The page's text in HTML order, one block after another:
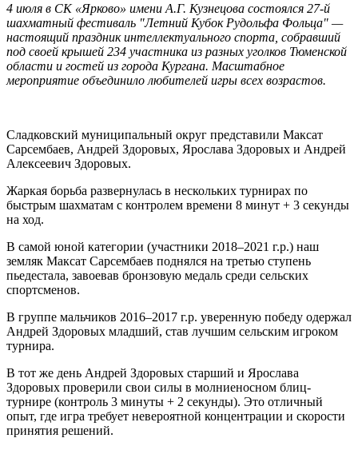
4 июля в СК «Ярково» имени А.Г. Кузнецова состоялся 27-й
шахматный фестиваль "Летний Кубок Рудольфа Фольца" —
настоящий праздник интеллектуального спорта, собравший
под своей крышей 234 участника из разных уголков Тюменской
области и гостей из города Кургана. Масштабное
мероприятие объединило любителей игры всех возрастов.
Сладковский муниципальный округ представили Максат
Сарсембаев, Андрей Здоровых, Ярослава Здоровых и Андрей
Алексеевич Здоровых.
Жаркая борьба развернулась в нескольких турнирах по
быстрым шахматам с контролем времени 8 минут + 3 секунды
на ход.
В самой юной категории (участники 2018–2021 г.р.) наш
земляк Максат Сарсембаев поднялся на третью ступень
пьедестала, завоевав бронзовую медаль среди сельских
спортсменов.
В группе мальчиков 2016–2017 г.р. уверенную победу одержал
Андрей Здоровых младший, став лучшим сельским игроком
турнира.
В тот же день Андрей Здоровых старший и Ярослава
Здоровых проверили свои силы в молниеносном блиц-
турнире (контроль 3 минуты + 2 секунды). Это отличный
опыт, где игра требует невероятной концентрации и скорости
принятия решений.